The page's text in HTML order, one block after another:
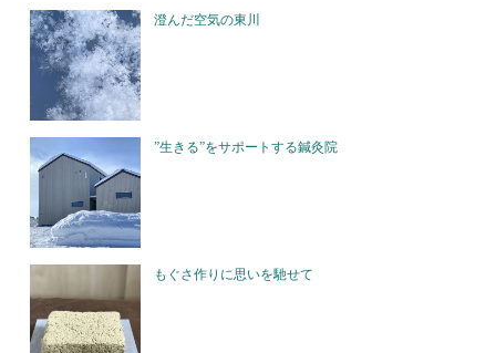
澄んだ空気の東川
”生きる”をサポートする鍼灸院
もぐさ作りに思いを馳せて